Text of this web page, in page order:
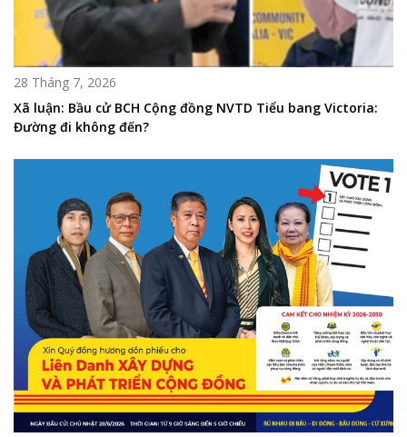
28 Tháng 7, 2026
Xã luận: Bầu cử BCH Cộng đồng NVTD Tiểu bang Victoria:
Đường đi không đến?